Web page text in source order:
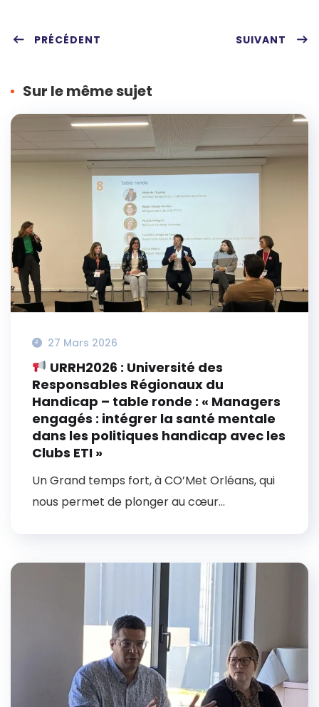
ter
ebo
eres
PRÉCÉDENT SUIVANT
Sur le même sujet
27 Mars 2026
URRH2026 : Université des
Responsables Régionaux du
Handicap – table ronde : « Managers
engagés : intégrer la santé mentale
dans les politiques handicap avec les
Clubs ETI »
Un Grand temps fort, à CO’Met Orléans, qui
nous permet de plonger au cœur...